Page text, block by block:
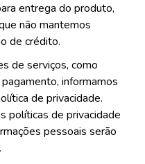
entrega do produto,
não mantemos
de crédito.
de serviços, como
informamos
de privacidade.
políticas de privacidade
pessoais serão